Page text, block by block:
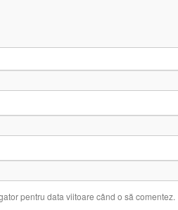
pentru data viitoare când o să comentez.